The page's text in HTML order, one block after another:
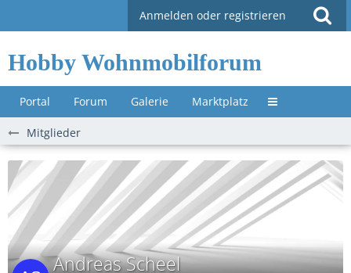
Anmelden oder registrieren
Hobby Wohnmobilforum
Portal Forum Galerie Marktplatz Untermenü »
Mitglieder
Andreas Scheel